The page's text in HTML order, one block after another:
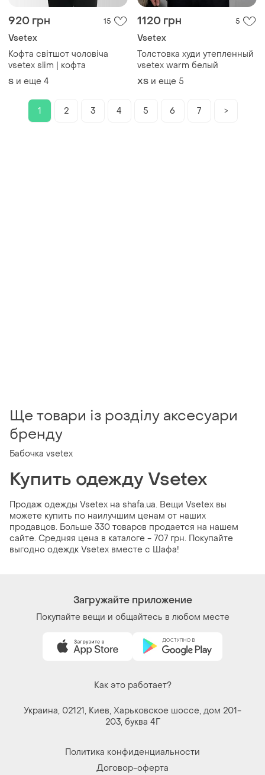
920 грн 15
Vsetex
Кофта світшот чоловіча
vsetex slim | кофта
S и еще 4
1120 грн 5
Vsetex
Толстовка худи утепленный
vsetex warm белый
XS и еще 5
1 2 3 4 5 6 7 >
Ще товари із розділу аксесуари
бренду
Бабочка vsetex
Купить одежду Vsetex
Продаж одежды Vsetex на shafa.ua. Вещи Vsetex вы
можете купить по наилучшим ценам от наших
продавцов. Больше 330 товаров продается на нашем
сайте. Средняя цена в каталоге - 707 грн. Покупайте
выгодно одеждк Vsetex вместе с Шафа!
Загружайте приложение
Покупайте вещи и общайтесь в любом месте
Как это работает?
Украина, 02121, Киев, Харьковское шоссе, дом 201-
203, буква 4Г
Политика конфиденциальности
Договор-оферта